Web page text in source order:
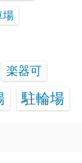
場
楽器可
駐輪場